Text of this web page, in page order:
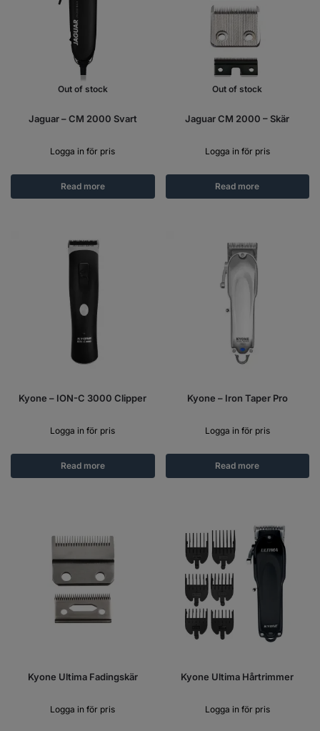
Out of stock
Jaguar – CM 2000 Svart
Logga in för pris
Read more
Out of stock
Jaguar CM 2000 – Skär
Logga in för pris
Read more
Kyone – ION-C 3000 Clipper
Logga in för pris
Read more
Kyone – Iron Taper Pro
Logga in för pris
Read more
Kyone Ultima Fadingskär
Logga in för pris
Kyone Ultima Hårtrimmer
Logga in för pris